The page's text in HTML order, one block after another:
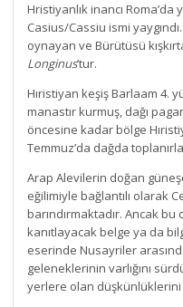
Hristiyanlık inancı
Casius/Cassiu ismi
oynayan ve Bürütüsü
Longinus’tur.
Hıristiyan keşiş Barlaam 4.
manastır kurmuş, dağı
öncesine kadar bölge
Temmuz’da dağda
Arap Alevilerin doğan
eğilimiyle bağlantılı olarak
barındırmaktadır. Ancak
kanıtlayacak belge ya da
eserinde Nusayriler
geleneklerinin varlığını
yerlere olan düşkünlüklerini